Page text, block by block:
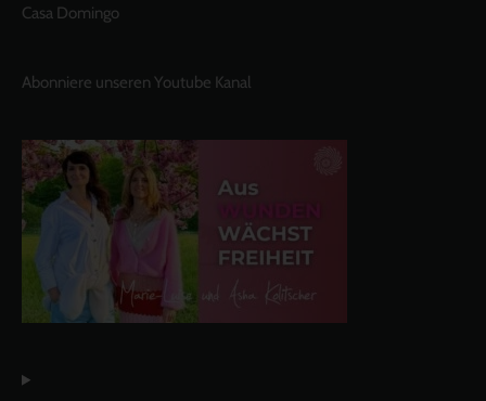
Casa Domingo
Abonniere unseren Youtube Kanal